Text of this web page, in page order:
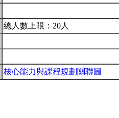
總人數上限：20人
核心能力與課程規劃關聯圖